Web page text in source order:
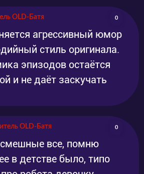
OLD-Батя 0
агрессивный юмор
стиль оригинала.
эпизодов остаётся
и не даёт заскучать
OLD-Батя 0
все, помню
в детстве было, типо